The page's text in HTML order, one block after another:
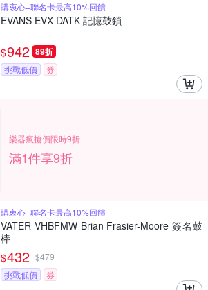
購衷心+聯名卡最高10%回饋
EVANS EVX-DATK 記憶鼓鎖
$942 89折
挑戰低價 券
樂器瘋搶價限時9折
滿1件享9折
購衷心+聯名卡最高10%回饋
VATER VHBFMW Brian Frasier-Moore 簽名鼓
棒
$432 $479
挑戰低價
券